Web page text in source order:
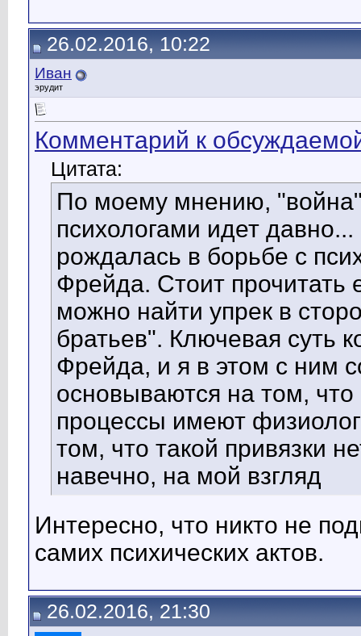
26.02.2016, 10:22
Иван
эрудит
Комментарий к
Цитата:
По моему мнению,
психологами идет
рождалась в борьбе с
Фрейда. Стоит прочитать
можно найти упрек в
братьев". Ключевая суть
Фрейда, и я в этом с ним
основываются на том, что
процессы имеют
том, что такой привязки
навечно, на мой взгляд
Интересно, что никто не
самих психических актов.
26.02.2016, 21:30